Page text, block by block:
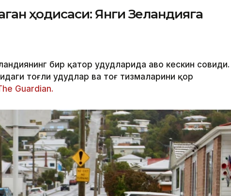
ҳодисаси: Янги Зеландияга
бир қатор ҳудудларида ҳаво кескин совиди.
тоғли ҳудудлар ва тоғ тизмаларини қор
Guardian.